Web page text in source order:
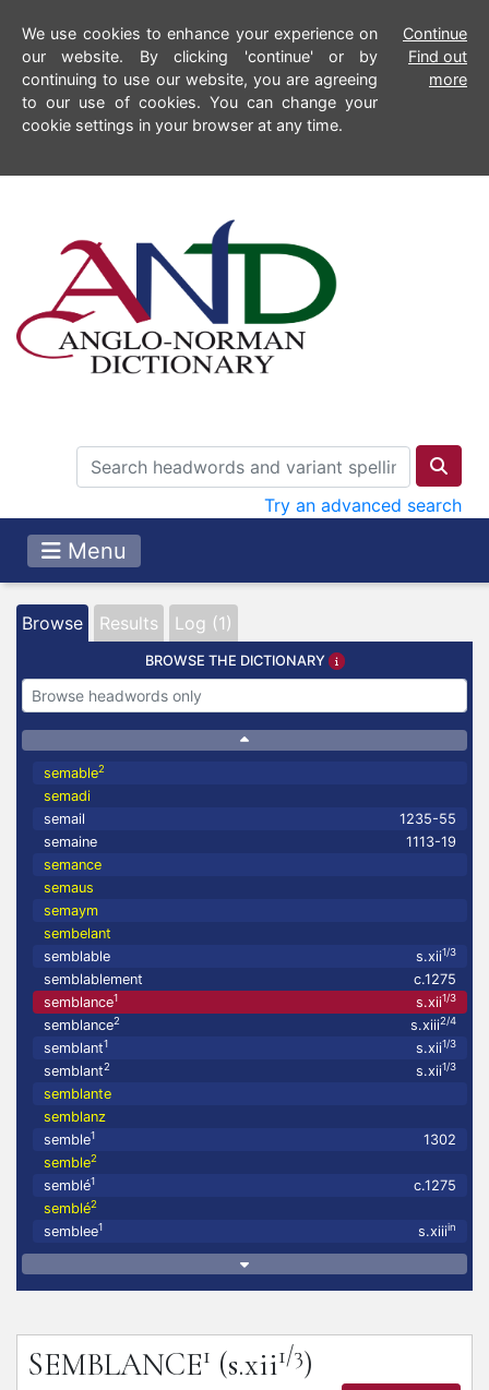
We use cookies to enhance your experience on
our website. By clicking 'continue' or by
continuing to use our website, you are agreeing
to our use of cookies. You can change your
cookie settings in your browser at any time.
Continue
Find out
more
Try an advanced search
Menu
Browse Results Log (1)
BROWSE THE DICTIONARY
semable2
semadi
semail
1235-55
semaine
1113-19
semance
semaus
semaym
sembelant
semblable
s.xii1/3
semblablement
c.1275
semblance1 s.xii1/3
semblance2 s.xiii2/4
semblant1 s.xii1/3
semblant2 s.xii1/3
semblante
semblanz
semble1
1302
semble2
semblé1
c.1275
semblé2
semblee1 s.xiiiin
SEMBLANCE1 (s.xii1/3)